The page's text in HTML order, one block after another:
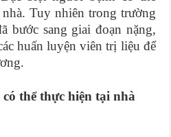
Tuy nhiên trong trường
bước sang giai đoạn nặng,
huấn luyện viên trị liệu để
thể thực hiện tại nhà